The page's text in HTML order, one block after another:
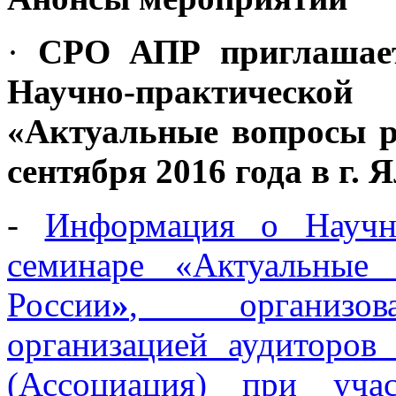
· СРО АПР
Научно-
«Актуальные вопросы
сентября 2016 года в г.
- Информация о
семинаре
России»,
организацией
(Ассоциация) при